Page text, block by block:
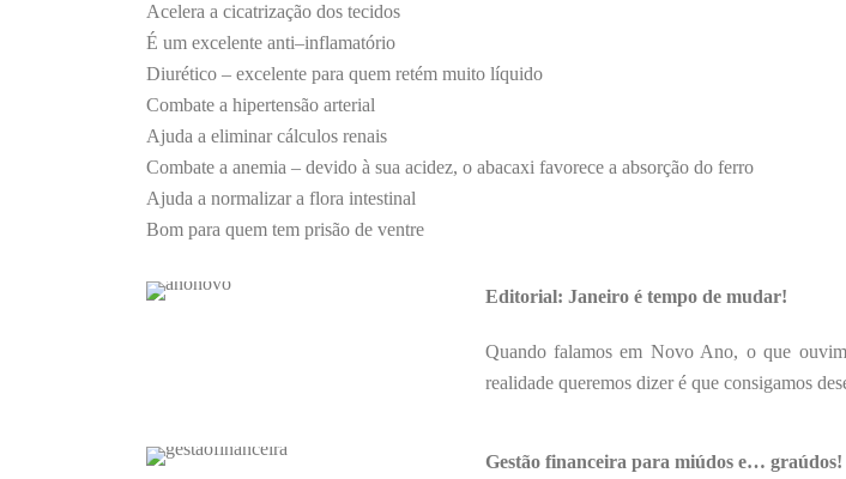
Acelera a cicatrização dos tecidos
É um excelente anti–inflamatório
Diurético – excelente para quem retém muito líquido
Combate a hipertensão arterial
Ajuda a eliminar cálculos renais
Combate a anemia – devido à sua acidez, o abacaxi favorece a absorção do ferro
Ajuda a normalizar a flora intestinal
Bom para quem tem prisão de ventre
Editorial: Janeiro é tempo de mudar!
Quando falamos em Novo Ano, o que
realidade queremos dizer é que consigamos
Gestão financeira para miúdos e… graúdos!